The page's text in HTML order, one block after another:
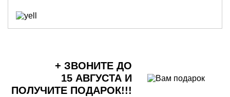
+ ЗВОНИТЕ ДО
15 АВГУСТАИ
ПОЛУЧИТЕ ПОДАРОК!!!